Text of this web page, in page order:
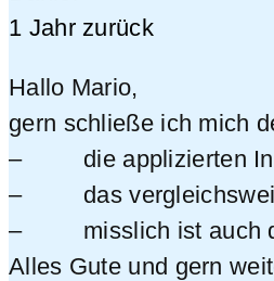
1 Jahr zurück
Hallo Mario,
gern schließe ich mich
– die applizierten
– das vergleichsweise
– misslich ist auch die
Alles Gute und gern